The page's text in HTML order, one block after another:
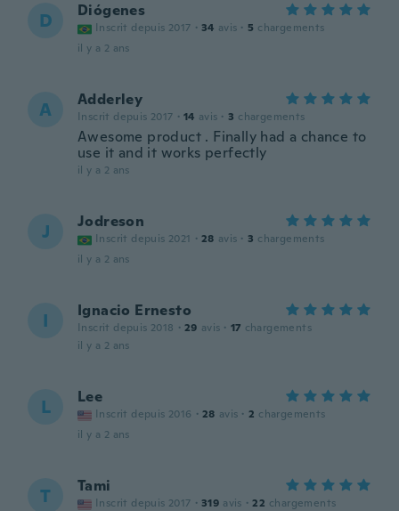
D Diógenes
Inscrit depuis 2017 · 34 avis · 5 chargements
il y a 2 ans
A Adderley
Inscrit depuis 2017 · 14 avis · 3 chargements
Awesome product . Finally had a chance to
use it and it works perfectly
il y a 2 ans
J Jodreson
Inscrit depuis 2021 · 28 avis · 3 chargements
il y a 2 ans
I Ignacio Ernesto
Inscrit depuis 2018 · 29 avis · 17 chargements
il y a 2 ans
L Lee
Inscrit depuis 2016 · 28 avis · 2 chargements
il y a 2 ans
T Tami
Inscrit depuis 2017 · 319 avis · 22 chargements